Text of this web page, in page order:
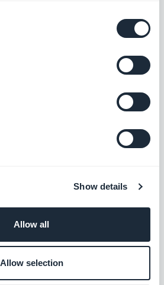
Show details
Allow all
Allow selection
ich
können, Analysen zu
die Mobile- und No-Code-Welt
künstlicher Intelligenz auf
oder ein Feedback auslöst,
in den Kommentaren darüber